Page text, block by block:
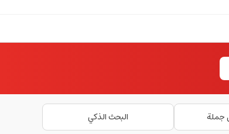
جملة البحث الذكي